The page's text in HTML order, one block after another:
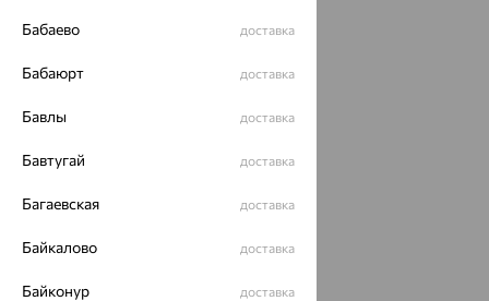
Бабаево доставка
Бабаюрт доставка
Бавлы доставка
Бавтугай доставка
Багаевская доставка
Байкалово доставка
Байконур доставка